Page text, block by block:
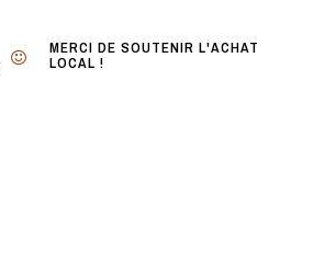
MERCI DE SOUTENIR L'ACHAT
LOCAL !